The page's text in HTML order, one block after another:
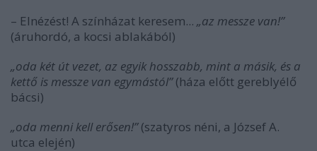
– Elnézést! A színházat keresem... „az messze van!”
(áruhordó, a kocsi ablakából)
„oda két út vezet, az egyik hosszabb, mint a másik, és a
kettő is messze van egymástól”(háza előtt gereblyélő
bácsi)
„oda menni kell erősen!”(szatyros néni, a József A.
utca elején)